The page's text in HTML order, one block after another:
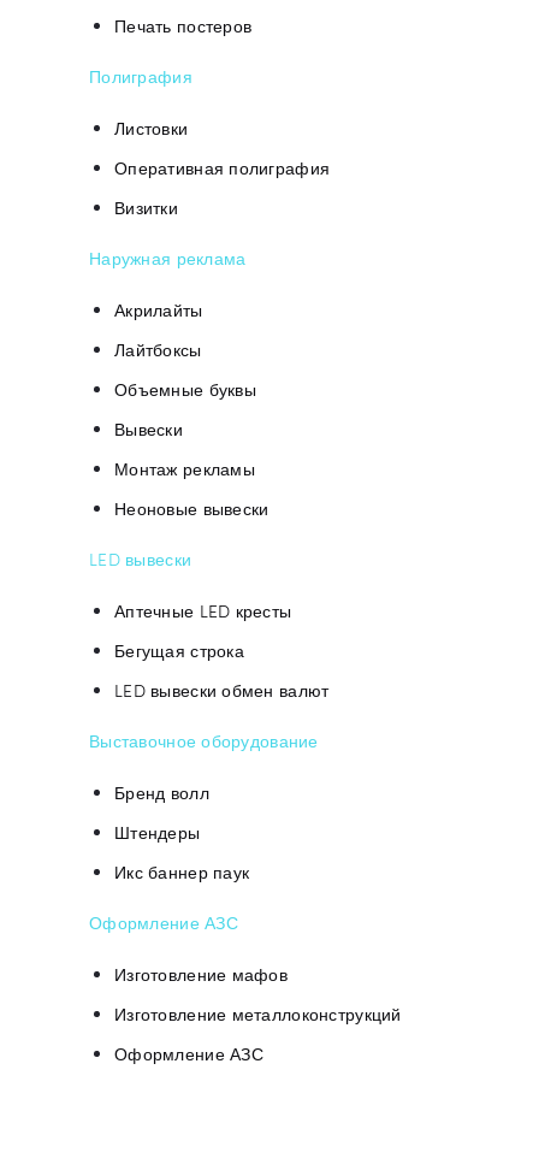
Печать постеров
Полиграфия
Листовки
Оперативная полиграфия
Визитки
Наружная реклама
Акрилайты
Лайтбоксы
Объемные буквы
Вывески
Монтаж рекламы
Неоновые вывески
LED вывески
Аптечные LED кресты
Бегущая строка
LED вывески обмен валют
Выставочное оборудование
Бренд волл
Штендеры
Икс баннер паук
Оформление АЗС
Изготовление мафов
Изготовление металлоконструкций
Оформление АЗС